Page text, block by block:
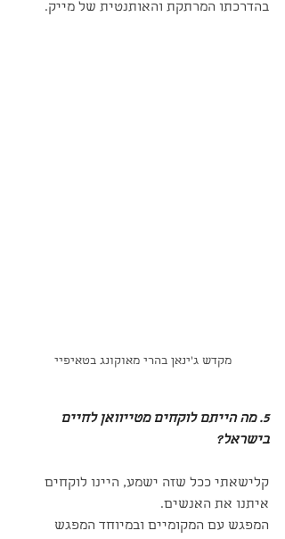
בהדרכתו המרתקת והאותנטית של מייק.
מקדש ג'ינאן בהרי מאוקונג בטאיפיי
5. מה הייתם לוקחים מטייוואן לחיים
בישראל?
קלישאתי ככל שזה ישמע, היינו לוקחים
איתנו את האנשים.
המפגש עם המקומיים ובמיוחד המפגש